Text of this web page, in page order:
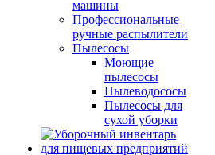
машины
Профессиональные
ручные распылители
Пылесосы
Моющие
пылесосы
Пылеводососы
Пылесосы для
сухой уборки